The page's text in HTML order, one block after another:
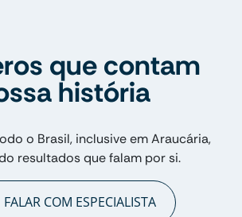
que contam
história
o Brasil, inclusive em Araucária,
resultados que falam por si.
FALAR COM ESPECIALISTA